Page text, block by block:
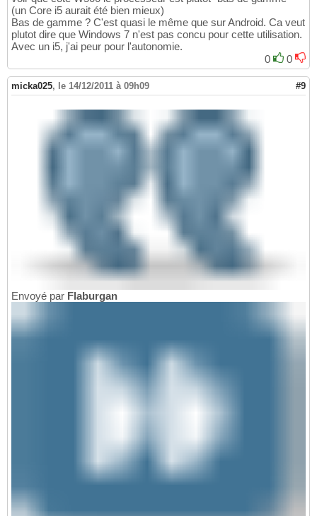
(un Core i5 aurait été bien mieux)
Bas de gamme ? C'est quasi le même que sur Android. Ca veut
plutot dire que Windows 7 n'est pas concu pour cette utilisation.
Avec un i5, j'ai peur pour l'autonomie.
0
0
micka025, le 14/12/2011 à 09h09 #9
Envoyé par Flaburgan